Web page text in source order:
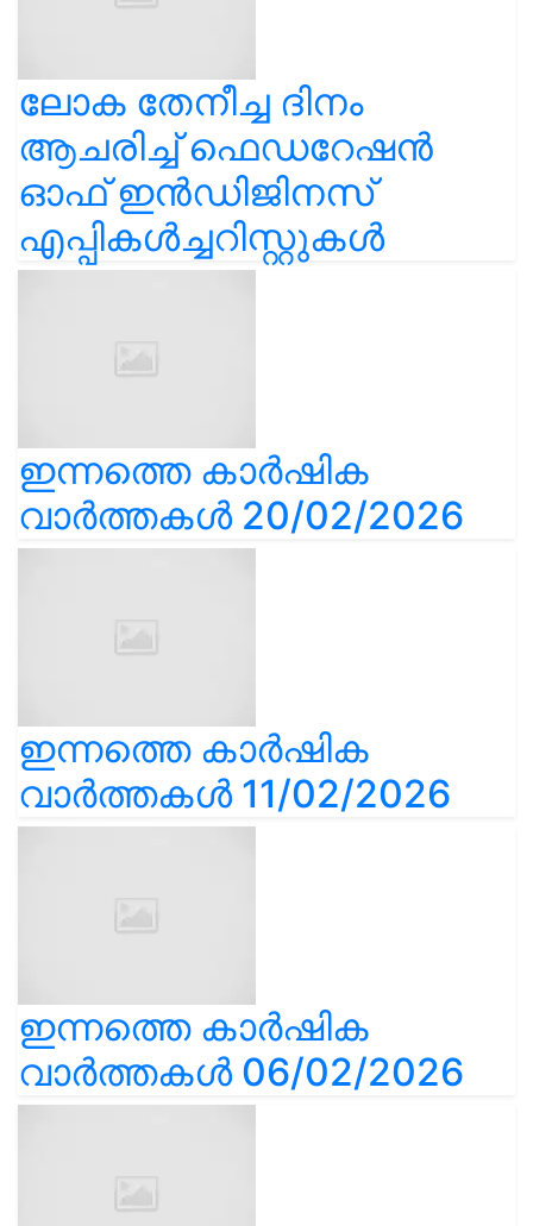
ലോക തേനീച്ച ദിനം
ആചരിച്ച് ഫെഡറേഷൻ
ഓഫ് ഇൻഡിജിനസ്
എപ്പികൾച്ചറിസ്റ്റുകൾ
ഇന്നത്തെ കാർഷിക
വാർത്തകൾ 20/02/2026
ഇന്നത്തെ കാർഷിക
വാർത്തകൾ 11/02/2026
ഇന്നത്തെ കാർഷിക
വാർത്തകൾ 06/02/2026